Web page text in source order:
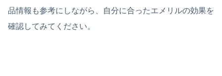
品情報も参考にしながら、自分に合ったエメリルの効果を
確認してみてください。